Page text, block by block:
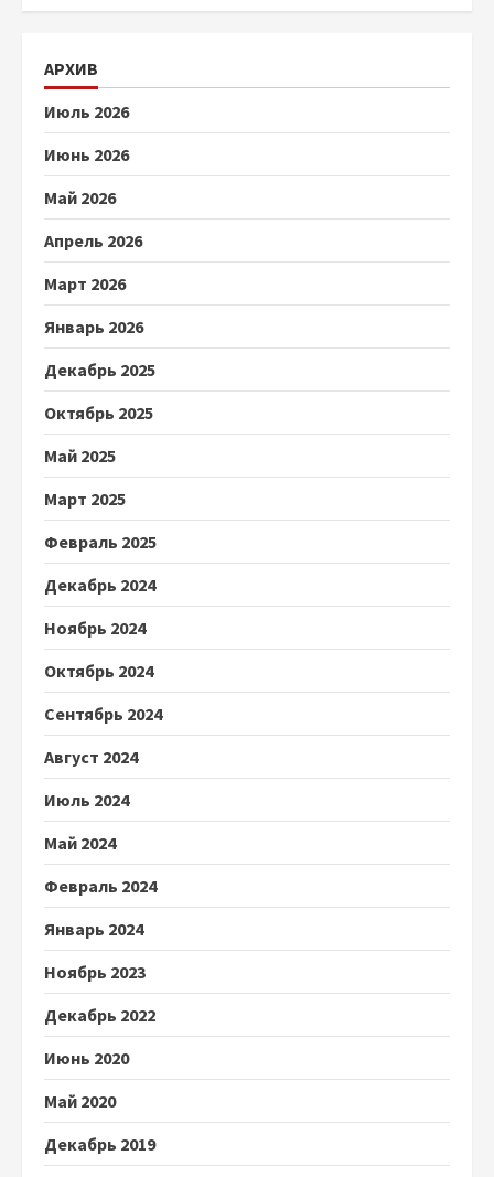
АРХИВ
Июль 2026
Июнь 2026
Май 2026
Апрель 2026
Март 2026
Январь 2026
Декабрь 2025
Октябрь 2025
Май 2025
Март 2025
Февраль 2025
Декабрь 2024
Ноябрь 2024
Октябрь 2024
Сентябрь 2024
Август 2024
Июль 2024
Май 2024
Февраль 2024
Январь 2024
Ноябрь 2023
Декабрь 2022
Июнь 2020
Май 2020
Декабрь 2019